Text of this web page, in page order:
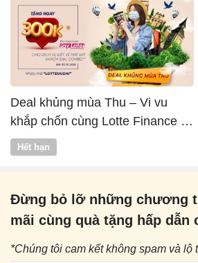
Deal khủng mùa Thu – Vi vu
khắp chốn cùng Lotte Finance x
Vntrip
Hết hạn
Đừng bỏ lỡ những chương
mãi cùng quà tặng hấp dẫn
*Chúng tôi cam kết không spam và lộ